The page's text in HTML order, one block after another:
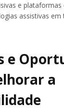
e plataformas
assistivas
e
a